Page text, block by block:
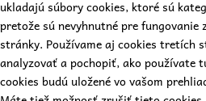
ukladajú súbory cookies, ktoré sú
pretože sú nevyhnutné pre fungovanie
stránky. Používame aj cookies tretích
analyzovať a pochopiť, ako používate
cookies budú uložené vo vašom